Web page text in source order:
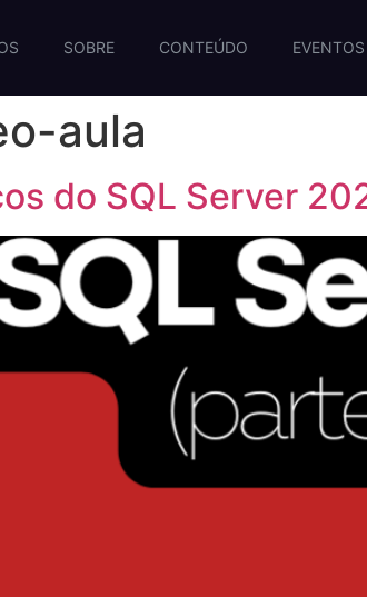
SOBRE CONTEÚDO EVENTOS
aula
do SQL Server